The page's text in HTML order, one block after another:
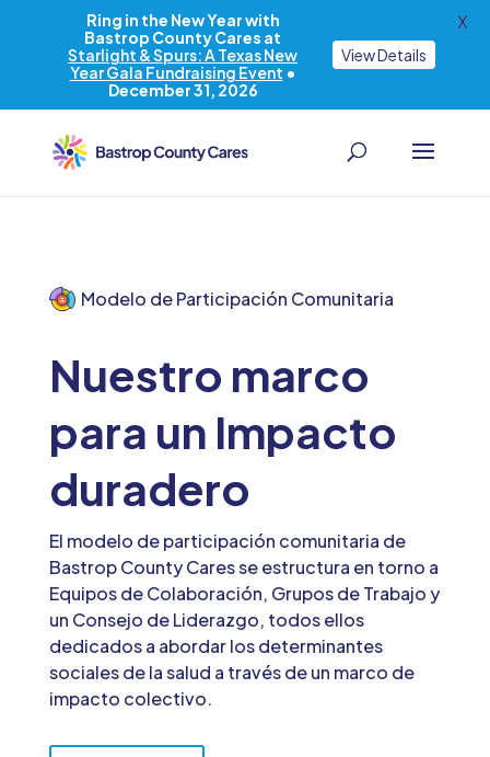
Modelo de Participación Comunitaria
Nuestro marco
para un Impacto
duradero
El modelo de participación comunitaria de
Bastrop County Cares se estructura en torno a
Equipos de Colaboración, Grupos de Trabajo y
un Consejo de Liderazgo, todos ellos
dedicados a abordar los determinantes
sociales de la salud a través de un marco de
impacto colectivo.
Ring in the New Year with
Bastrop County Cares at
Starlight & Spurs: A Texas New
Year Gala Fundraising Event •
December 31, 2026
View Details
X